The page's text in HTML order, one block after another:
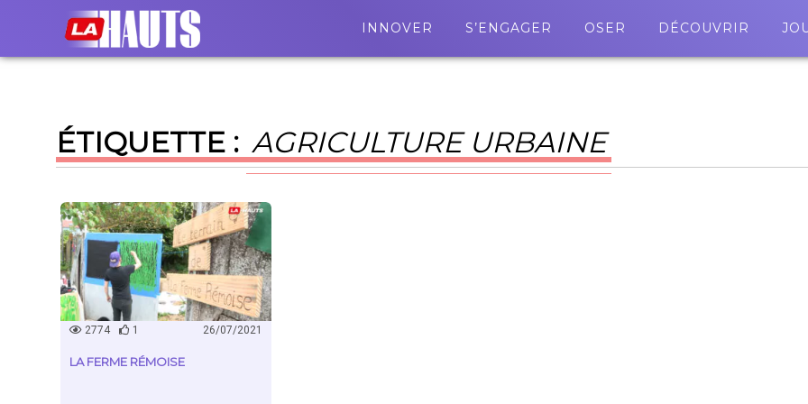
INNOVER S’ENGAGER OSER DÉCOUVRIR
ÉTIQUETTE : AGRICULTURE URBAINE
2774 1 26/07/2021
LA FERME RÉMOISE